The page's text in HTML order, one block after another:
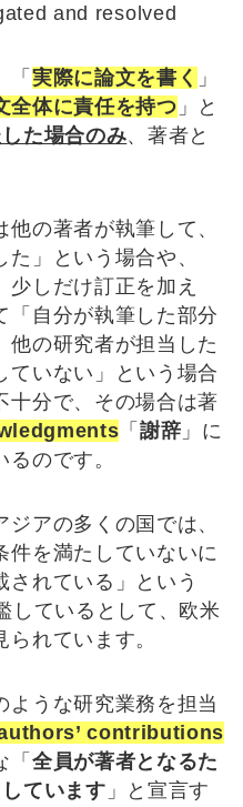
and resolved
「 実際に論文を書く 」
全体に責任を持つ 」と
た場合のみ、著者と
の著者が執筆して、
」という場合や、
少しだけ訂正を加え
「自分が執筆した部分
他の研究者が担当した
ていない」という場合
十分で、その場合は著
「謝辞 」に
のです。
アの多くの国では、
件を満たしていないに
されている」という
しているとして、欧米
れています。
ような研究業務を担当
contributions
「 全員が著者となるた
ています 」と宣言す